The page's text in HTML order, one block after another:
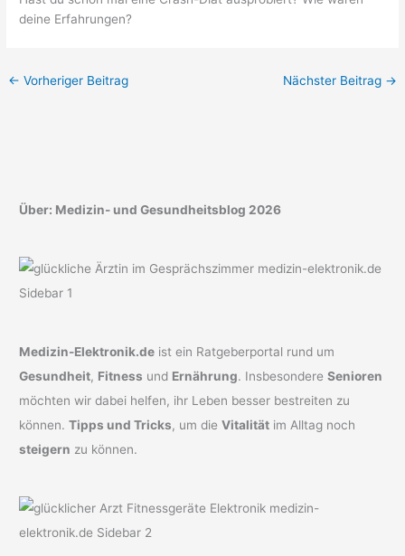
deine Erfahrungen?
← Vorheriger Beitrag Nächster Beitrag →
Über: Medizin- und Gesundheitsblog 2026
Medizin-Elektronik.de ist ein Ratgeberportal rund um
Gesundheit, Fitness und Ernährung. InsbesondereSenioren
möchten wir dabei helfen, ihr Leben besser bestreiten zu
können.Tipps und Tricks, um dieVitalität im Alltag noch
steigern zu können.